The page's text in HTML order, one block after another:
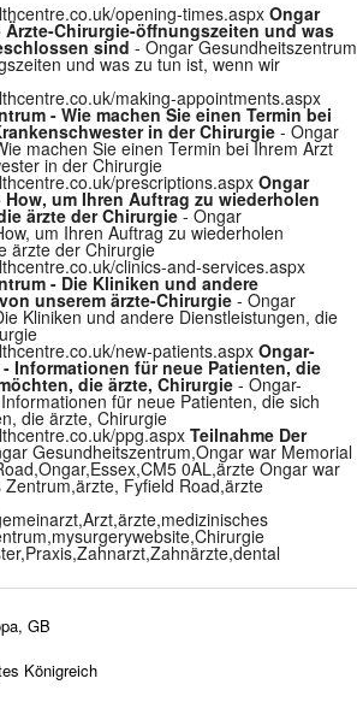
opening-times.aspx Ongar
Chirurgie-öffnungszeiten und was
sind - Ongar Gesundheitszentrum
und was zu tun ist, wenn wir
making-appointments.aspx
- Wie machen Sie einen Termin bei
in der Chirurgie - Ongar
machen Sie einen Termin bei Ihrem Arzt
in der Chirurgie
prescriptions.aspx Ongar
um Ihren Auftrag zu wiederholen
ärzte der Chirurgie- Ongar
um Ihren Auftrag zu wiederholen
ärzte der Chirurgie
clinics-and-services.aspx
- Die Kliniken und andere
unserem ärzte-Chirurgie - Ongar
Kliniken und andere Dienstleistungen, die
new-patients.aspx Ongar-
Informationen für neue Patienten, die
die ärzte, Chirurgie - Ongar-
für neue Patienten, die sich
die ärzte, Chirurgie
ppg.aspx Teilnahme Der
Gesundheitszentrum,Ongar war Memorial
0AL,ärzte Ongar war
Fyfield Road,ärzte
GB
Königreich